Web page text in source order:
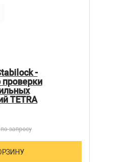
-
TETRA
по запросу